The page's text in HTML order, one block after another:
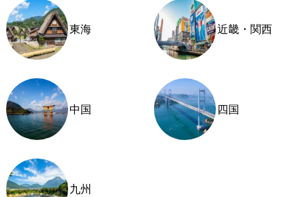
東海 近畿・関西
中国 四国
九州